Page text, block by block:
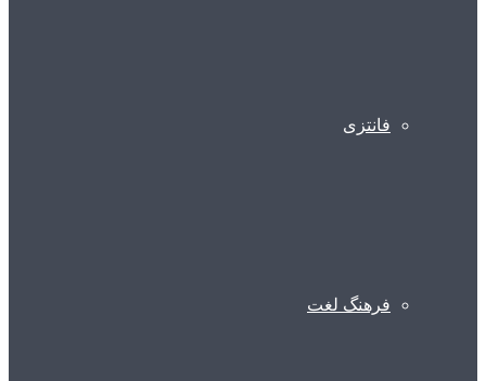
فانتزی
فرهنگ لغت